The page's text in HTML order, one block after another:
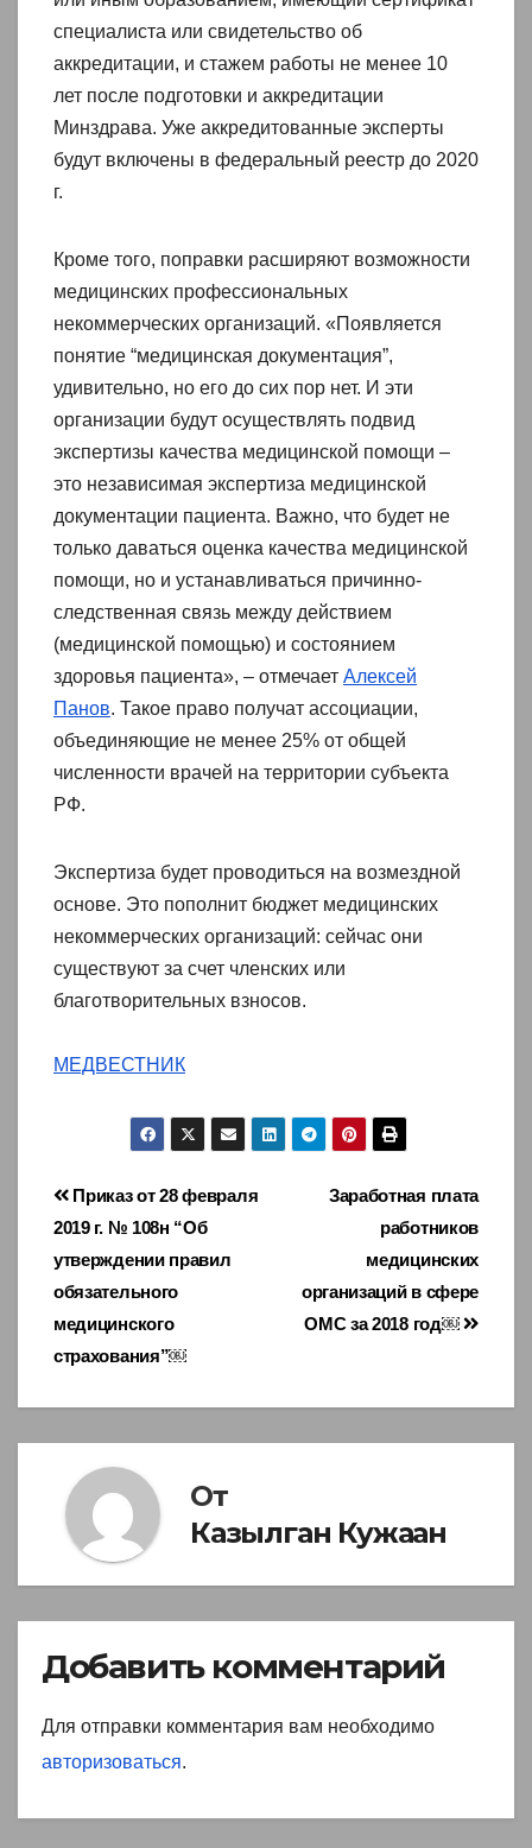
специалиста или свидетельство об
аккредитации, и стажем работы не менее 10
лет после подготовки и аккредитации
Минздрава. Уже аккредитованные эксперты
будут включены в федеральный реестр до 2020
г.
Кроме того, поправки расширяют возможности
медицинских профессиональных
некоммерческих организаций. «Появляется
понятие “медицинская документация”,
удивительно, но его до сих пор нет. И эти
организации будут осуществлять подвид
экспертизы качества медицинской помощи –
это независимая экспертиза медицинской
документации пациента. Важно, что будет не
только даваться оценка качества медицинской
помощи, но и устанавливаться причинно-
следственная связь между действием
(медицинской помощью) и состоянием
здоровья пациента», – отмечает Алексей
Панов. Такое право получат ассоциации,
объединяющие не менее 25% от общей
численности врачей на территории субъекта
РФ.
Экспертиза будет проводиться на возмездной
основе. Это пополнит бюджет медицинских
некоммерческих организаций: сейчас они
существуют за счет членских или
благотворительных взносов.
МЕДВЕСТНИК
Навигация
по
записям
Заработная плата
работников
медицинских
организаций в сфере
ОМС за 2018 год￼
Приказ от 28 февраля
2019 г. № 108н “Об
утверждении правил
обязательного
медицинского
страхования”￼
От
Казылган Кужаан
Добавить комментарий
Для отправки комментария вам необходимо
авторизоваться.